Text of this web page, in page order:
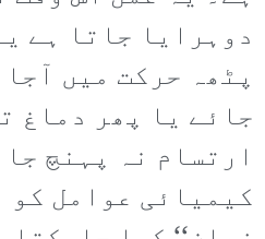
دوہرایا جاتا ہے
پٹھہ حرکت میں
جائے یا پھر دماغ
ارتسام نہ پہنچ
کیمیائی عوامل کو